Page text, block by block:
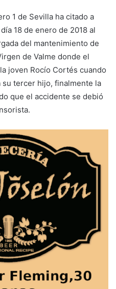
1 de Sevilla ha citado a
18 de enero de 2018 al
del mantenimiento de
de Valme donde el
joven Rocío Cortés cuando
su tercer hijo, finalmente la
que el accidente se debió